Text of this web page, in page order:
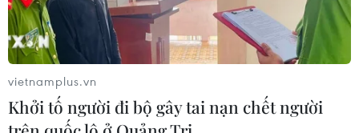
vietnamplus.vn
Khởi tố người đi bộ gây tai nạn chết người